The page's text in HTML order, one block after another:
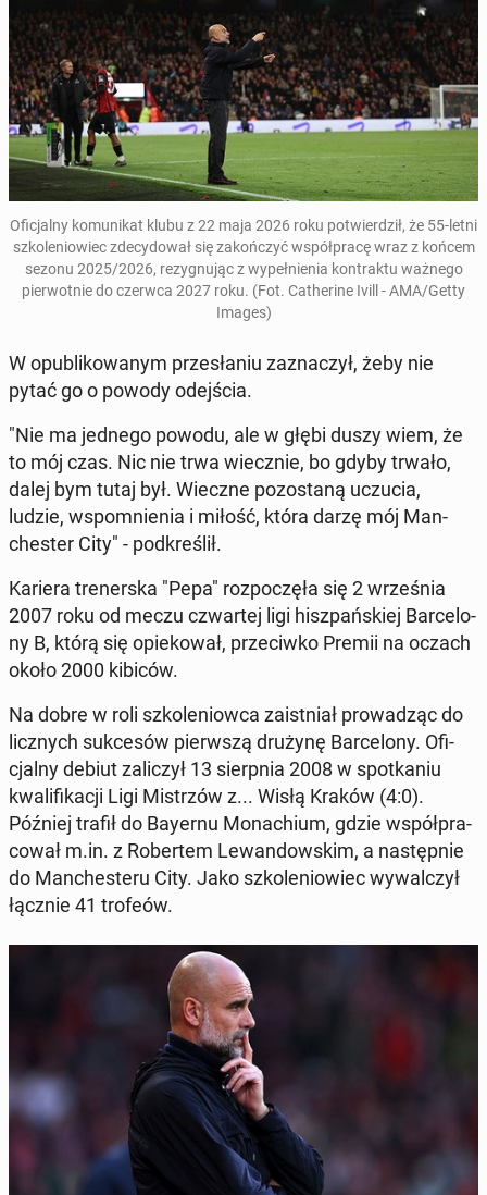
Ofi­cjal­ny ko­mu­ni­kat klubu z 22 maja 2026 roku po­twier­dził, że 55-letni
szko­le­nio­wiec zde­cy­do­wał się za­koń­czyć współ­pra­cę wraz z końcem
sezonu 2025/2026, re­zy­gnu­jąc z wy­peł­nie­nia kon­trak­tu ważnego
pier­wot­nie do czerwca 2027 roku. (Fot. Ca­the­ri­ne Ivill - AMA/Getty
Images)
W opu­bli­ko­wa­nym prze­sła­niu za­zna­czył, żeby nie
pytać go o powody odej­ścia.
"Nie ma jednego powodu, ale w głębi duszy wiem, że
to mój czas. Nic nie trwa wiecz­nie, bo gdyby trwało,
dalej bym tutaj był. Wieczne po­zo­sta­ną uczucia,
ludzie, wspo­mnie­nia i miłość, która darzę mój Man­
che­ster City" - pod­kre­ślił.
Kariera tre­ner­ska "Pepa" roz­po­czę­ła się 2 wrze­śnia
2007 roku od meczu czwar­tej ligi hisz­pań­skiej Bar­ce­lo­
ny B, którą się opie­ko­wał, prze­ciw­ko Premii na oczach
około 2000 kibiców.
Na dobre w roli szko­le­niow­ca za­ist­niał pro­wa­dząc do
licz­nych suk­ce­sów pierw­szą drużynę Bar­ce­lo­ny. Ofi­
cjal­ny debiut za­li­czył 13 sierp­nia 2008 w spo­tka­niu
kwa­li­fi­ka­cji Ligi Mi­strzów z... Wisłą Kraków (4:0).
Później trafił do Bayernu Mo­na­chium, gdzie współ­pra­
co­wał m.in. z Ro­ber­tem Le­wan­dow­skim, a na­stęp­nie
do Man­che­ste­ru City. Jako szko­le­nio­wiec wy­wal­czył
łącznie 41 trofeów.